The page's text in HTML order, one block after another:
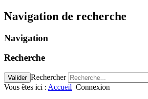
Navigation de recherche
Navigation
Recherche
Valider Rechercher
Vous êtes ici : Accueil Connexion